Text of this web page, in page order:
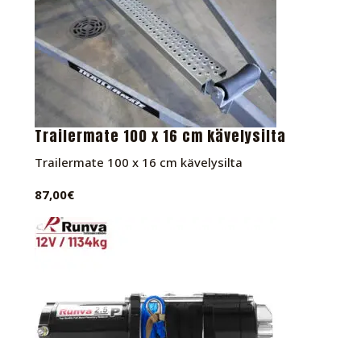
Trailermate 100 x 16 cm kävelysilta
Trailermate 100 x 16 cm kävelysilta
87,00€